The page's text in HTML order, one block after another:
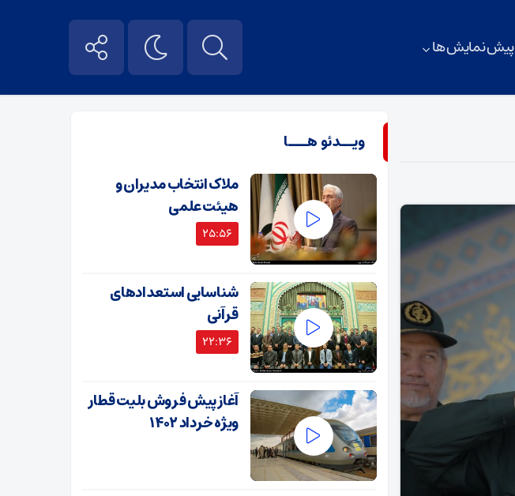
پیش نمایش ها
ویــدئو هـــا
ملاک انتخاب مدیران و
هیئت علمی
25:56
شناسایی استعدادهای
قرآنی
22:36
آغاز پیش فروش بلیت قطار
ویژه خرداد ۱۴۰۲